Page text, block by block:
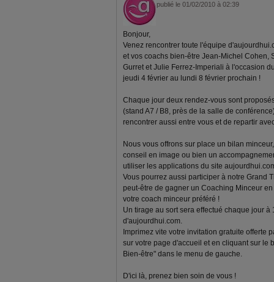
publié le 01/02/2010 à 02:39
Bonjour,
Venez rencontrer toute l'équipe
et vos coachs bien-être Jean-Michel Cohen,
Gurret et Julie Ferrez-Imperiali à l'occasion
jeudi 4 février au lundi 8 février prochain !
Chaque jour deux rendez-vous sont
(stand A7 / B8, près de la salle de
rencontrer aussi entre vous et de repartir
Nous vous offrons sur place un bilan
conseil en image ou bien un
utiliser les applications du site
Vous pourrez aussi participer à notre Grand
peut-être de gagner un Coaching Minceur
votre coach minceur préféré !
Un tirage au sort sera effectué chaque jour à
d'aujourdhui.com.
Imprimez vite votre invitation gratuite offerte
sur votre page d'accueil et en cliquant sur le
Bien-être" dans le menu de gauche.
D'ici là, prenez bien soin de vous !